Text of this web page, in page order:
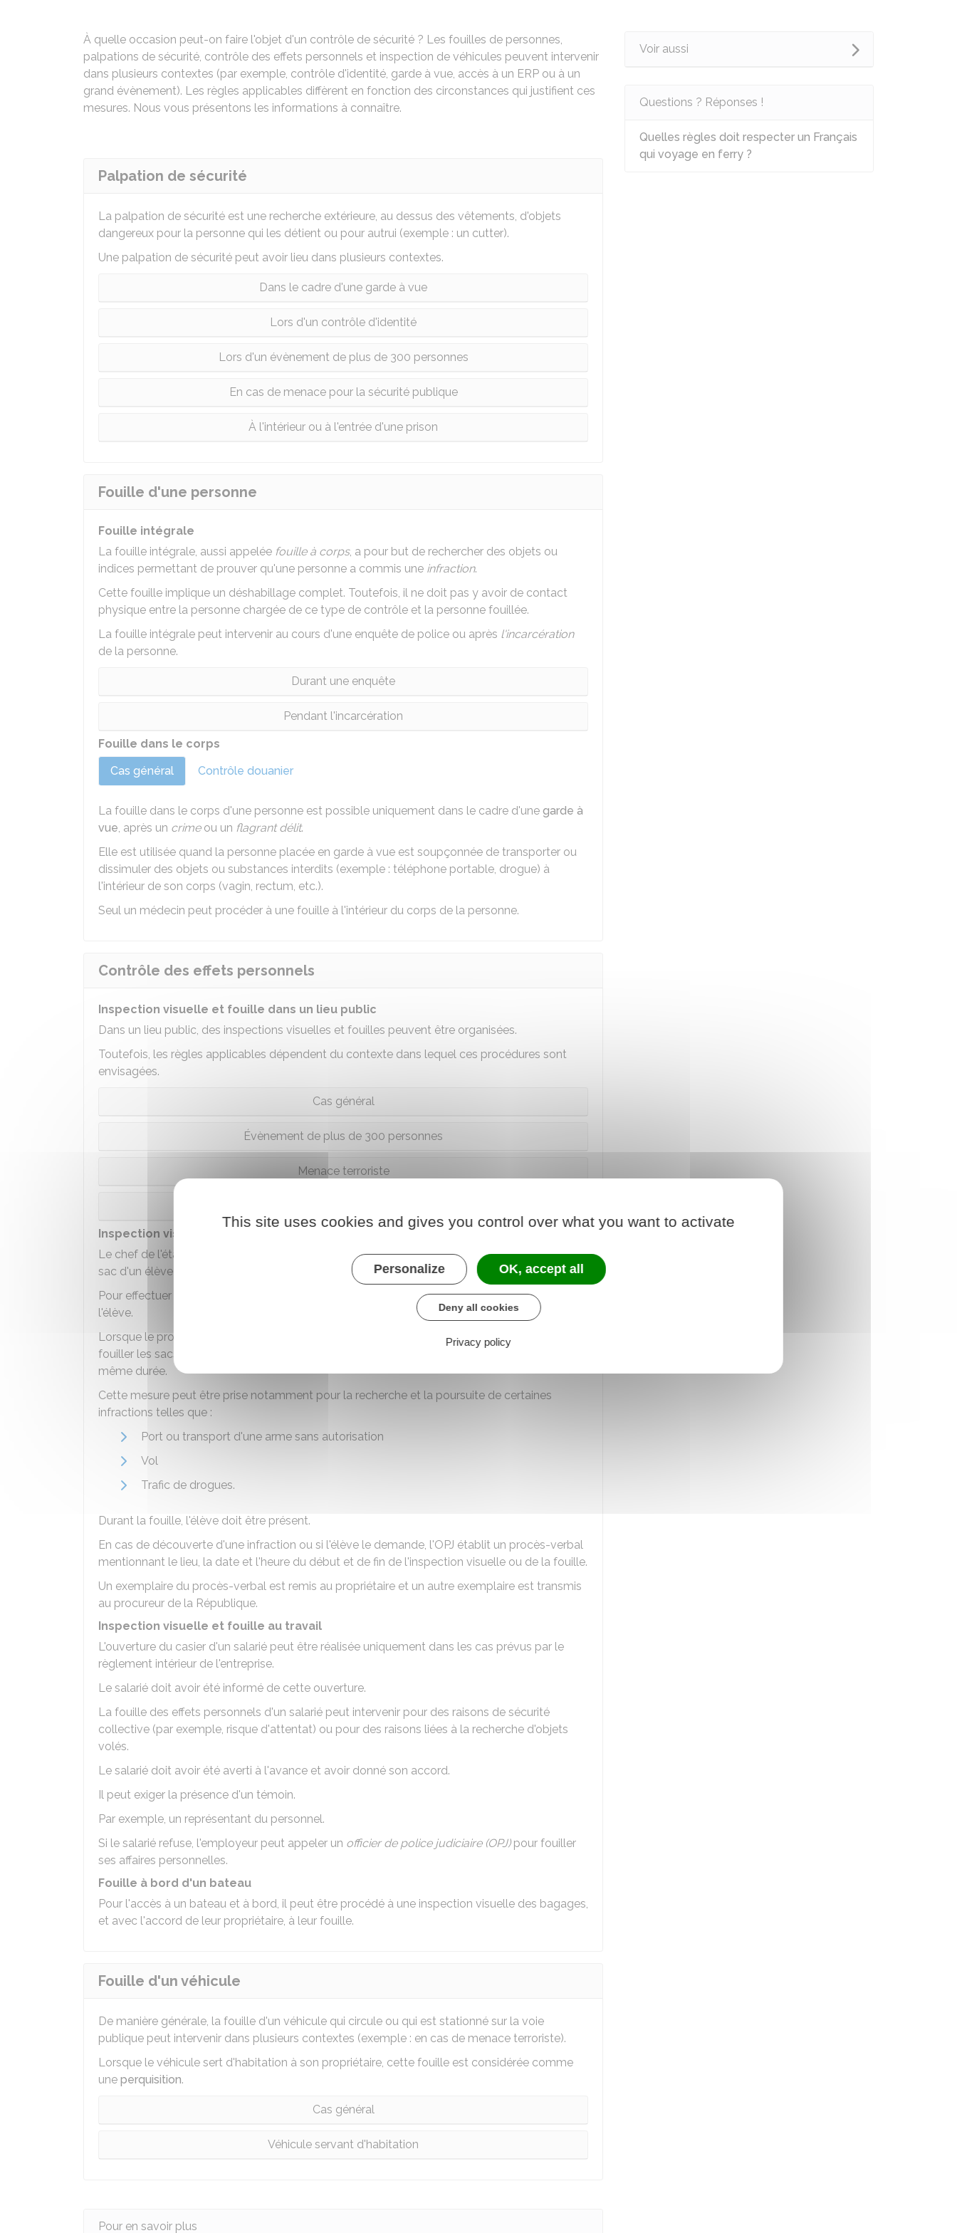
À quelle occasion peut-on faire l'objet d'un contrôle de sécurité ? Les fouilles de personnes,
palpations de sécurité, contrôle des effets personnels et inspection de véhicules peuvent intervenir
dans plusieurs contextes (par exemple, contrôle d'identité, garde à vue, accès à un ERP ou à un
grand évènement). Les règles applicables diffèrent en fonction des circonstances qui justifient ces
mesures. Nous vous présentons les informations à connaître.
Palpation de sécurité
La palpation de sécurité est une recherche extérieure, au dessus des vêtements, d'objets
dangereux pour la personne qui les détient ou pour autrui (exemple : un cutter).
Une palpation de sécurité peut avoir lieu dans plusieurs contextes.
Dans le cadre d'une garde à vue
Lors d'un contrôle d'identité
Lors d'un évènement de plus de 300 personnes
En cas de menace pour la sécurité publique
À l'intérieur ou à l'entrée d'une prison
Fouille d'une personne
Fouille intégrale
La fouille intégrale, aussi appelée fouille à corps, a pour but de rechercher des objets ou
indices permettant de prouver qu'une personne a commis une infraction.
Cette fouille implique un déshabillage complet. Toutefois, il ne doit pas y avoir de contact
physique entre la personne chargée de ce type de contrôle et la personne fouillée.
La fouille intégrale peut intervenir au cours d'une enquête de police ou après l'incarcération
de la personne.
Durant une enquête
Pendant l'incarcération
Fouille dans le corps
Cas général
Contrôle douanier
La fouille dans le corps d'une personne est possible uniquement dans le cadre d'une garde à
vue, après un crimeou un flagrant délit.
Elle est utilisée quand la personne placée en garde à vue est soupçonnée de transporter ou
dissimuler des objets ou substances interdits (exemple : téléphone portable, drogue) à
l'intérieur de son corps (vagin, rectum, etc.).
Seul un médecin peut procéder à une fouille à l'intérieur du corps de la personne.
Contrôle des effets personnels
Inspection visuelle et fouille dans un lieu public
Dans un lieu public, des inspections visuelles et fouilles peuvent être organisées.
Toutefois, les règles applicables dépendent du contexte dans lequel ces procédures sont
envisagées.
Cas général
Évènement de plus de 300 personnes
Menace terroriste
Inspection visuelle et fouille dans les établissements scolaires
Le chef de l'établissement scolaire peut procéder (ou faire procéder) à l'inspection visuelle du
sac d'un élève s'il a constaté une violation du règlement intérieur de l'établissement.
Pour effectuer cette inspection, le chef de l'établissement doit avoir obtenu l'accord de
l'élève.
Lorsque le procureur de la République l'autorise, un
officier de police judiciaire (OPJ)
fouiller les sacs des élèves,
même durée.
Cette mesure peut être prise notamment pour la recherche et la poursuite de certaines
infractions telles que :
Port ou transport d'une arme sans autorisation
Vol
Trafic de drogues.
Durant la fouille, l'élève doit être présent.
En cas de découverte d'une infraction ou si l'élève le demande, l'OPJ établit un procès-verbal
mentionnant le lieu, la date et l'heure du début et de fin de l'inspection visuelle ou de la fouille.
Un exemplaire du procès-verbal est remis au propriétaire et un autre exemplaire est transmis
au procureur de la République.
Inspection visuelle et fouille au travail
L'ouverture du casier d'un salarié peut être réalisée uniquement dans les cas prévus par le
règlement intérieur de l'entreprise.
Le salarié doit avoir été informé de cette ouverture.
La fouille des effets personnels d'un salarié peut intervenir pour des raisons de sécurité
collective (par exemple, risque d'attentat) ou pour des raisons liées à la recherche d'objets
volés.
Le salarié doit avoir été averti à l'avance et avoir donné son accord.
Il peut exiger la présence d'un témoin.
Par exemple, un représentant du personnel.
Si le salarié refuse, l'employeur peut appeler un officier de police judiciaire (OPJ)pour fouiller
ses affaires personnelles.
Fouille à bord d'un bateau
Pour l'accès à un bateau et à bord, il peut être procédé à une inspection visuelle des bagages,
et avec l'accord de leur propriétaire, à leur fouille.
Fouille d'un véhicule
De manière générale, la fouille d'un véhicule qui circule ou qui est stationné sur la voie
publique peut intervenir dans plusieurs contextes (exemple : en cas de menace terroriste).
Lorsque le véhicule sert d'habitation à son propriétaire, cette fouille est considérée comme
une perquisition.
Cas général
Véhicule servant d'habitation
Pour en savoir plus
Voir aussi
Questions ? Réponses !
Quelles règles doit respecter un Français
qui voyage en ferry ?
This site uses cookies and gives you control over what you want to activate
Personalize OK, accept all
Deny all cookies
Privacy policy